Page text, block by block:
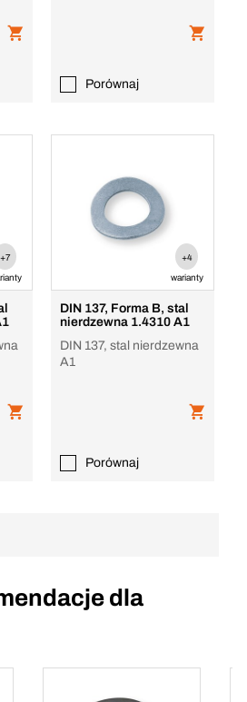
Porównaj
+7 +4
warianty
DIN 137, Forma B, stal
nierdzewna 1.4310 A1
DIN 137, stal nierdzewna
A1
Porównaj
dla